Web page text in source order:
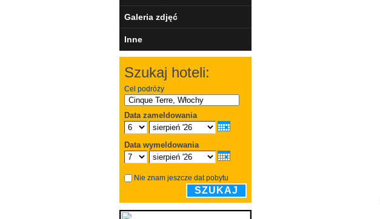
Galeria zdjęć
Inne
Szukaj hoteli:
Cel podróży
Data zameldowania
Data wymeldowania
Nie znam jeszcze dat pobytu
SZUKAJ